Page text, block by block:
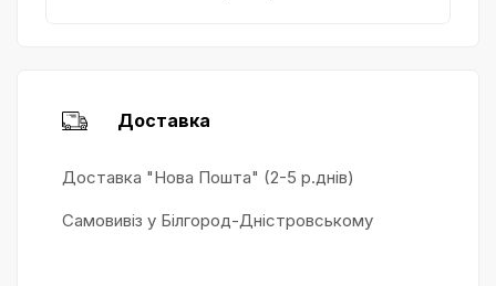
Доставка
Доставка "Нова Пошта" (2-5 р.днів)
Самовивіз у Білгород-Дністровському